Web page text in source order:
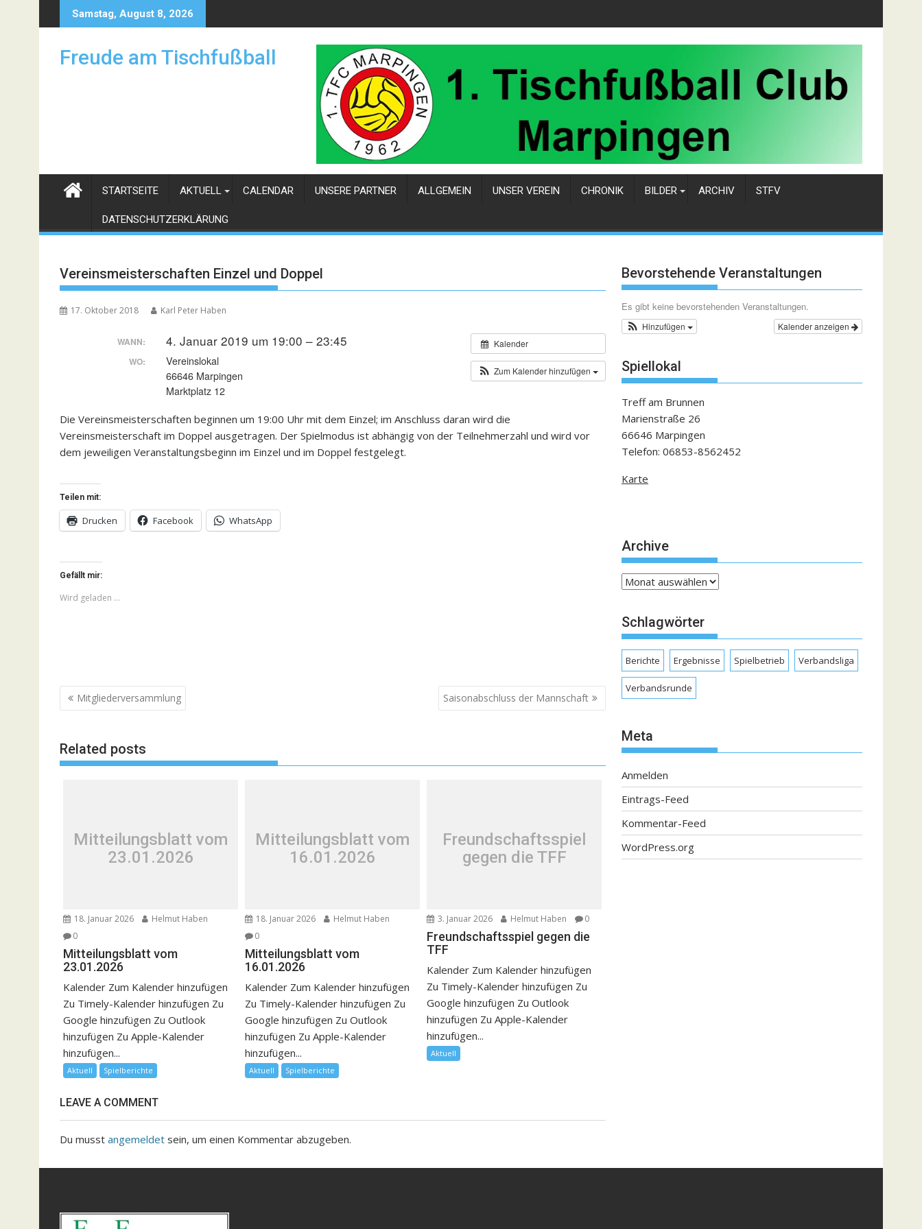
to
Samstag, August 8, 2026
Freude am Tischfußball
STARTSEITE AKTUELL CALENDAR UNSERE PARTNER ALLGEMEIN UNSER VEREIN CHRONIK BILDER ARCHIV STFV
DATENSCHUTZERKLÄRUNG
Vereinsmeisterschaften Einzel und Doppel
17. Oktober 2018 Karl Peter Haben
Kalender
Zum Kalender hinzufügen
WANN: 4. Januar 2019 um 19:00 – 23:45
WO:
Vereinslokal
66646 Marpingen
Marktplatz 12
Die Vereinsmeisterschaften beginnen um 19:00 Uhr mit dem Einzel; im Anschluss daran wird die
Vereinsmeisterschaft im Doppel ausgetragen. Der Spielmodus ist abhängig von der Teilnehmerzahl und wird vor
dem jeweiligen Veranstaltungsbeginn im Einzel und im Doppel festgelegt.
Teilen mit:
Drucken Facebook WhatsApp
Gefällt mir:
Wird geladen …
Beitragsnavigation
Mitgliederversammlung Saisonabschluss der Mannschaft
Related posts
Mitteilungsblatt vom
23.01.2026
18. Januar 2026
Helmut Haben
0
Mitteilungsblatt vom
23.01.2026
Kalender Zum Kalender hinzufügen
Zu Timely-Kalender hinzufügen Zu
Google hinzufügen Zu Outlook
hinzufügen Zu Apple-Kalender
hinzufügen...
Aktuell Spielberichte
Mitteilungsblatt vom
16.01.2026
18. Januar 2026
Helmut Haben
0
Mitteilungsblatt vom
16.01.2026
Kalender Zum Kalender hinzufügen
Zu Timely-Kalender hinzufügen Zu
Google hinzufügen Zu Outlook
hinzufügen Zu Apple-Kalender
hinzufügen...
Aktuell Spielberichte
Freundschaftsspiel
gegen die TFF
3. Januar 2026 Helmut Haben 0
Freundschaftsspiel gegen die
TFF
Kalender Zum Kalender hinzufügen
Zu Timely-Kalender hinzufügen Zu
Google hinzufügen Zu Outlook
hinzufügen Zu Apple-Kalender
hinzufügen...
Aktuell
LEAVE A COMMENT
Du musst angemeldet sein, um einen Kommentar abzugeben.
Bevorstehende Veranstaltungen
Es gibt keine bevorstehenden Veranstaltungen.
Kalender anzeigen
Hinzufügen
Spiellokal
Treff am Brunnen
Marienstraße 26
66646 Marpingen
Telefon: 06853-8562452
Karte
Archive
Archive
Schlagwörter
Berichte Ergebnisse Spielbetrieb Verbandsliga
Verbandsrunde
Meta
Anmelden
Eintrags-Feed
Kommentar-Feed
WordPress.org